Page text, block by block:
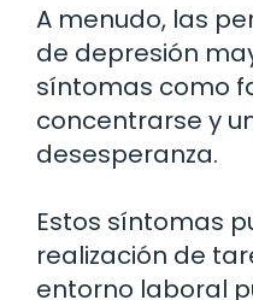
A menudo, las
de depresión
síntomas como
concentrarse y
desesperanza.
Estos síntomas
realización de
entorno laboral